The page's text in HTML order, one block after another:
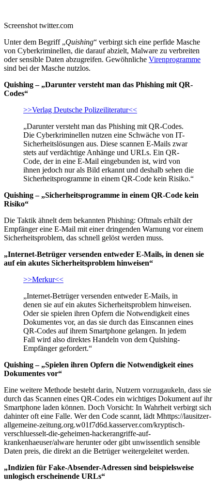
Screenshot twitter.com
Unter dem Begriff „Quishing“ verbirgt sich eine perfide Masche
von Cyberkriminellen, die darauf abzielt, Malware zu verbreiten
oder sensible Daten abzugreifen. Gewöhnliche Virenprogramme
sind bei der Masche nutzlos.
Quishing – „Darunter versteht man das Phishing mit QR-
Codes“
>>Verlag Deutsche Polizeiliteratur<<
„Darunter versteht man das Phishing mit QR-Codes.
Die Cyberkriminellen nutzen eine Schwäche von IT-
Sicherheitslösungen aus. Diese scannen E-Mails zwar
stets auf verdächtige Anhänge und URLs. Ein QR-
Code, der in eine E-Mail eingebunden ist, wird von
ihnen jedoch nur als Bild erkannt und deshalb sehen die
Sicherheitsprogramme in einem QR-Code kein Risiko.“
Quishing – „Sicherheitsprogramme in einem QR-Code kein
Risiko“
Die Taktik ähnelt dem bekannten Phishing: Oftmals erhält der
Empfänger eine E-Mail mit einer dringenden Warnung vor einem
Sicherheitsproblem, das schnell gelöst werden muss.
„Internet-Betrüger versenden entweder E-Mails, in denen sie
auf ein akutes Sicherheitsproblem hinweisen“
>>Merkur<<
„Internet-Betrüger versenden entweder E-Mails, in
denen sie auf ein akutes Sicherheitsproblem hinweisen.
Oder sie spielen ihren Opfern die Notwendigkeit eines
Dokumentes vor, an das sie durch das Einscannen eines
QR-Codes auf ihrem Smartphone gelangen. In jedem
Fall wird also direktes Handeln von dem Quishing-
Empfänger gefordert.“
Quishing – „Spielen ihren Opfern die Notwendigkeit eines
Dokumentes vor“
Eine weitere Methode besteht darin, Nutzern vorzugaukeln, dass sie
durch das Scannen eines QR-Codes ein wichtiges Dokument auf ihr
Smartphone laden können. Doch Vorsicht: In Wahrheit verbirgt sich
dahinter oft eine Falle. Wer den Code scannt, lädt Mhttps://lausitzer-
allgemeine-zeitung.org.w01f7d6d.kasserver.com/kryptisch-
verschluesselt-die-geheimen-hackerangriffe-auf-
krankenhaeuser/alware herunter oder gibt unwissentlich sensible
Daten preis, die direkt an die Betrüger weitergeleitet werden.
„Indizien für Fake-Absender-Adressen sind beispielsweise
unlogisch erscheinende URLs“